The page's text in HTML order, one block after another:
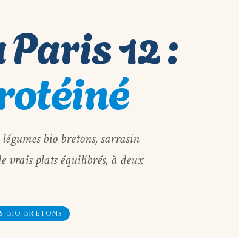
12 :
bio bretons, sarrasin
vrais plats équilibrés, à deux
BIO BRETONS